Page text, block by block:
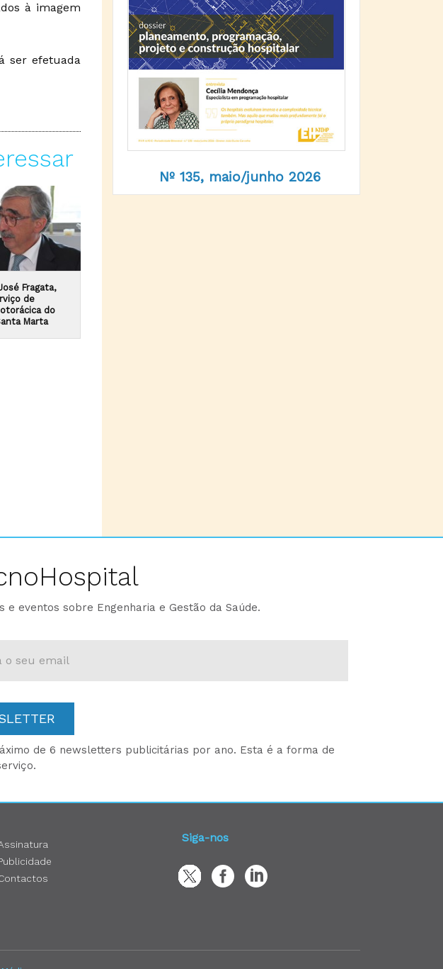
à imagem
ser efetuada
Fragata,
de
do
Marta
Nº 135, maio/junho 2026
eventos sobre Engenharia e Gestão da Saúde.
de 6 newsletters publicitárias por ano. Esta é a forma de
Siga-nos